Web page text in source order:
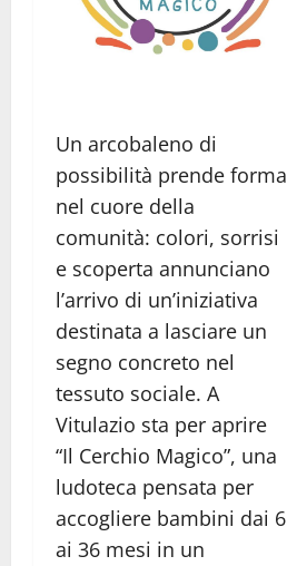
Un arcobaleno di
possibilità prende forma
nel cuore della
comunità: colori, sorrisi
e scoperta annunciano
l’arrivo di un’iniziativa
destinata a lasciare un
segno concreto nel
tessuto sociale. A
Vitulazio sta per aprire
“Il Cerchio Magico”, una
ludoteca pensata per
accogliere bambini dai 6
ai 36 mesi in un